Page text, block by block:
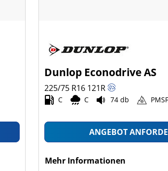
Dunlop Econodrive AS
225/75 R16 121R
C C 74 db PMSF
ANGEBOT
Mehr Informationen